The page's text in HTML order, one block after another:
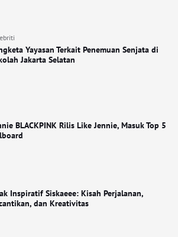
Yayasan Terkait Penemuan Senjata di
Jakarta Selatan
BLACKPINK Rilis Like Jennie, Masuk Top 5
Inspiratif Siskaeee: Kisah Perjalanan,
dan Kreativitas